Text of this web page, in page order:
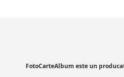
FotoCarteAlbum este un